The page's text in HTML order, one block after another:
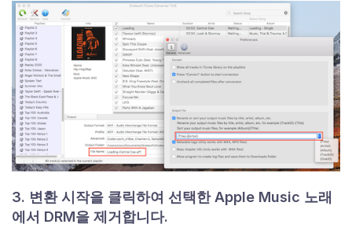
3. 변환 시작을 클릭하여 선택한 Apple Music 노래
에서 DRM을 제거합니다.